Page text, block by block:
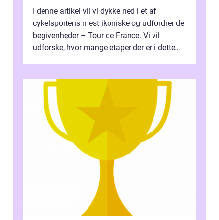
I denne artikel vil vi dykke ned i et af
cykelsportens mest ikoniske og udfordrende
begivenheder – Tour de France. Vi vil
udforske, hvor mange etaper der er i dette